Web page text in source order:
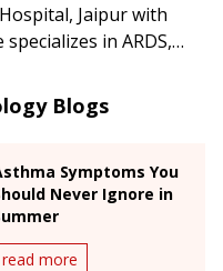
Jaipur with
in ARDS,
ultrasound, and
Blogs
Symptoms You
Never Ignore in
read more